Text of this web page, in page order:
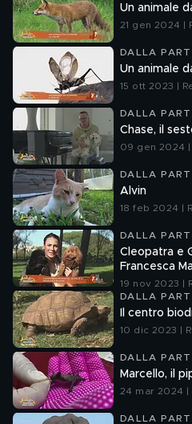
Un animale
21 gen 2024 |
DALLA
Un animale
15 ott 2023 |
DALLA
Chase, il
09 gen 2024 |
DALLA
Alvin
18 feb 2024 |
DALLA
Cleopatra e
Francesca
19 nov 2023 |
DALLA
Il centro
10 dic 2023 |
DALLA
Marcello, il
24 mar 2024 |
DALLA